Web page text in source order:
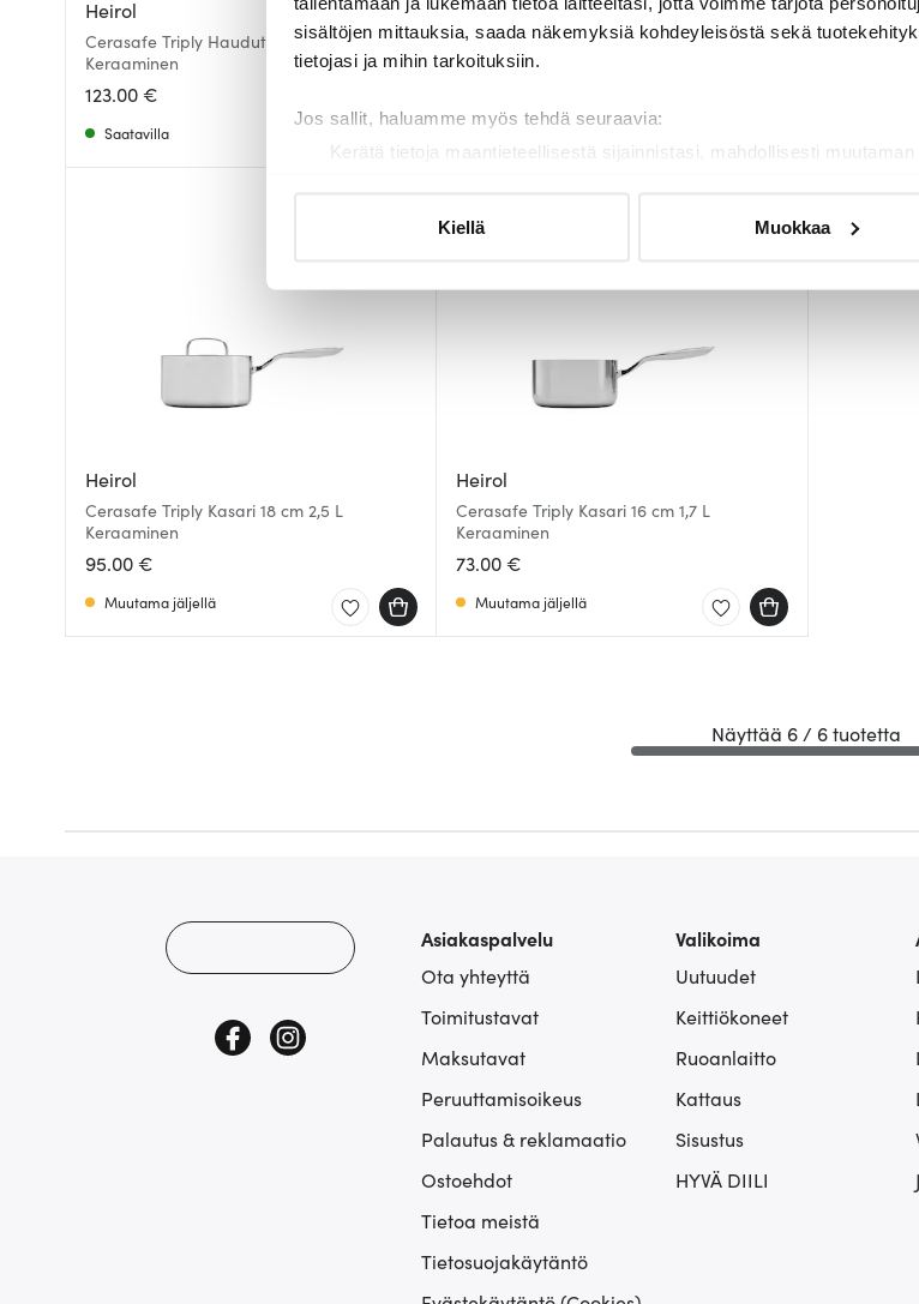
sisältöjen mittauksia, saada näkemyksiä kohdeyleisöstä sekä
tietojasi ja mihin tarkoituksiin.
Jos sallit, haluamme myös tehdä seuraavia:
Kerätä tietoja maantieteellisestä sijainnistasi, mahdollisesti
kumppaneillemme tietoja siitä, miten käytät sivustoamme. Kumppanimme
olet antanut heille tai joita on kerätty, kun olet käyttänyt heidän palvelujaan.
Kiellä Muokkaa
Heirol
Cerasafe Triply Haudutuspannu 28 cm 4 L
Keraaminen
123.00 €
Saatavilla
Heirol
Cerasafe Triply Paistinpannu 28 cm
Keraaminen
Saatavilla
Heirol
Cerasafe
Heirol
Cerasafe Triply Kasari 18 cm 2,5 L
Keraaminen
95.00 €
Muutama jäljellä
Heirol
Cerasafe Triply Kasari 16 cm 1,7 L
Keraaminen
73.00 €
Muutama jäljellä
Näyttää 6 / 6 tuotetta
Asiakaspalvelu
Ota yhteyttä
Toimitustavat
Maksutavat
Peruuttamisoikeus
Palautus & reklamaatio
Ostoehdot
Tietoa meistä
Tietosuojakäytäntö
Valikoima
Uutuudet
Keittiökoneet
Ruoanlaitto
Kattaus
Sisustus
HYVÄ DIILI